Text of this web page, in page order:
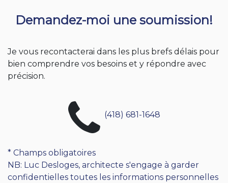
Demandez-moi une soumission!
Je vous recontacterai dans les plus brefs délais pour
bien comprendre vos besoins et y répondre avec
précision.
(418) 681-1648
* Champs obligatoires
NB: Luc Desloges, architecte s'engage à garder
confidentielles toutes les informations personnelles